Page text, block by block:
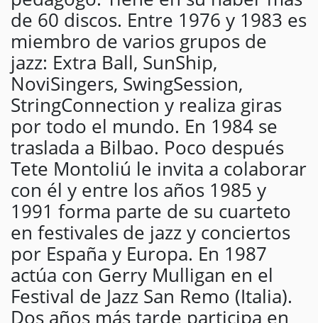
de 60 discos. Entre 1976 y 1983 es
miembro de varios grupos de
jazz: Extra Ball, SunShip,
NoviSingers, SwingSession,
StringConnection y realiza giras
por todo el mundo. En 1984 se
traslada a Bilbao. Poco después
Tete Montoliú le invita a colaborar
con él y entre los años 1985 y
1991 forma parte de su cuarteto
en festivales de jazz y conciertos
por España y Europa. En 1987
actúa con Gerry Mulligan en el
Festival de Jazz San Remo (Italia).
Dos años más tarde participa en